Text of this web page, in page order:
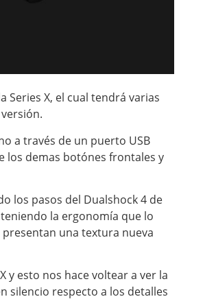
X, el cual tendrá varias
a través de un puerto USB
los demas botónes frontales y
los pasos del Dualshock 4 de
la ergonomía que lo
una textura nueva
y esto nos hace voltear a ver la
silencio respecto a los detalles